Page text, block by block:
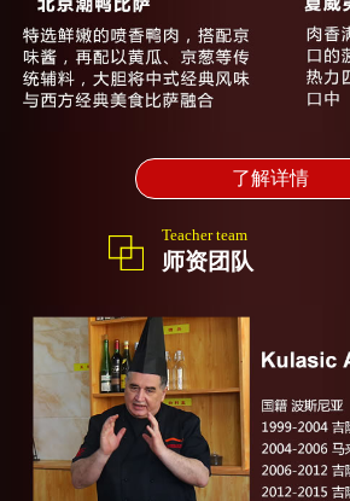
了解详情
Teacher team
师资团队